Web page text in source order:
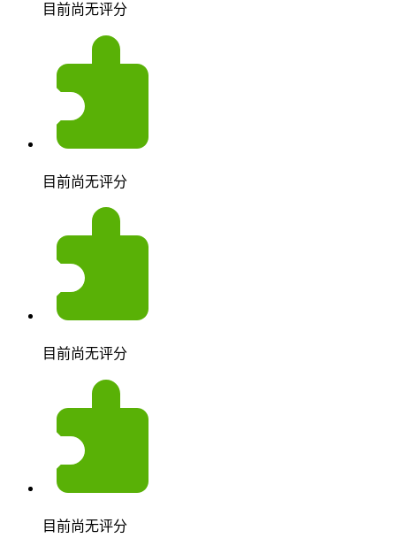
目前尚无评分
目前尚无评分
目前尚无评分
目前尚无评分